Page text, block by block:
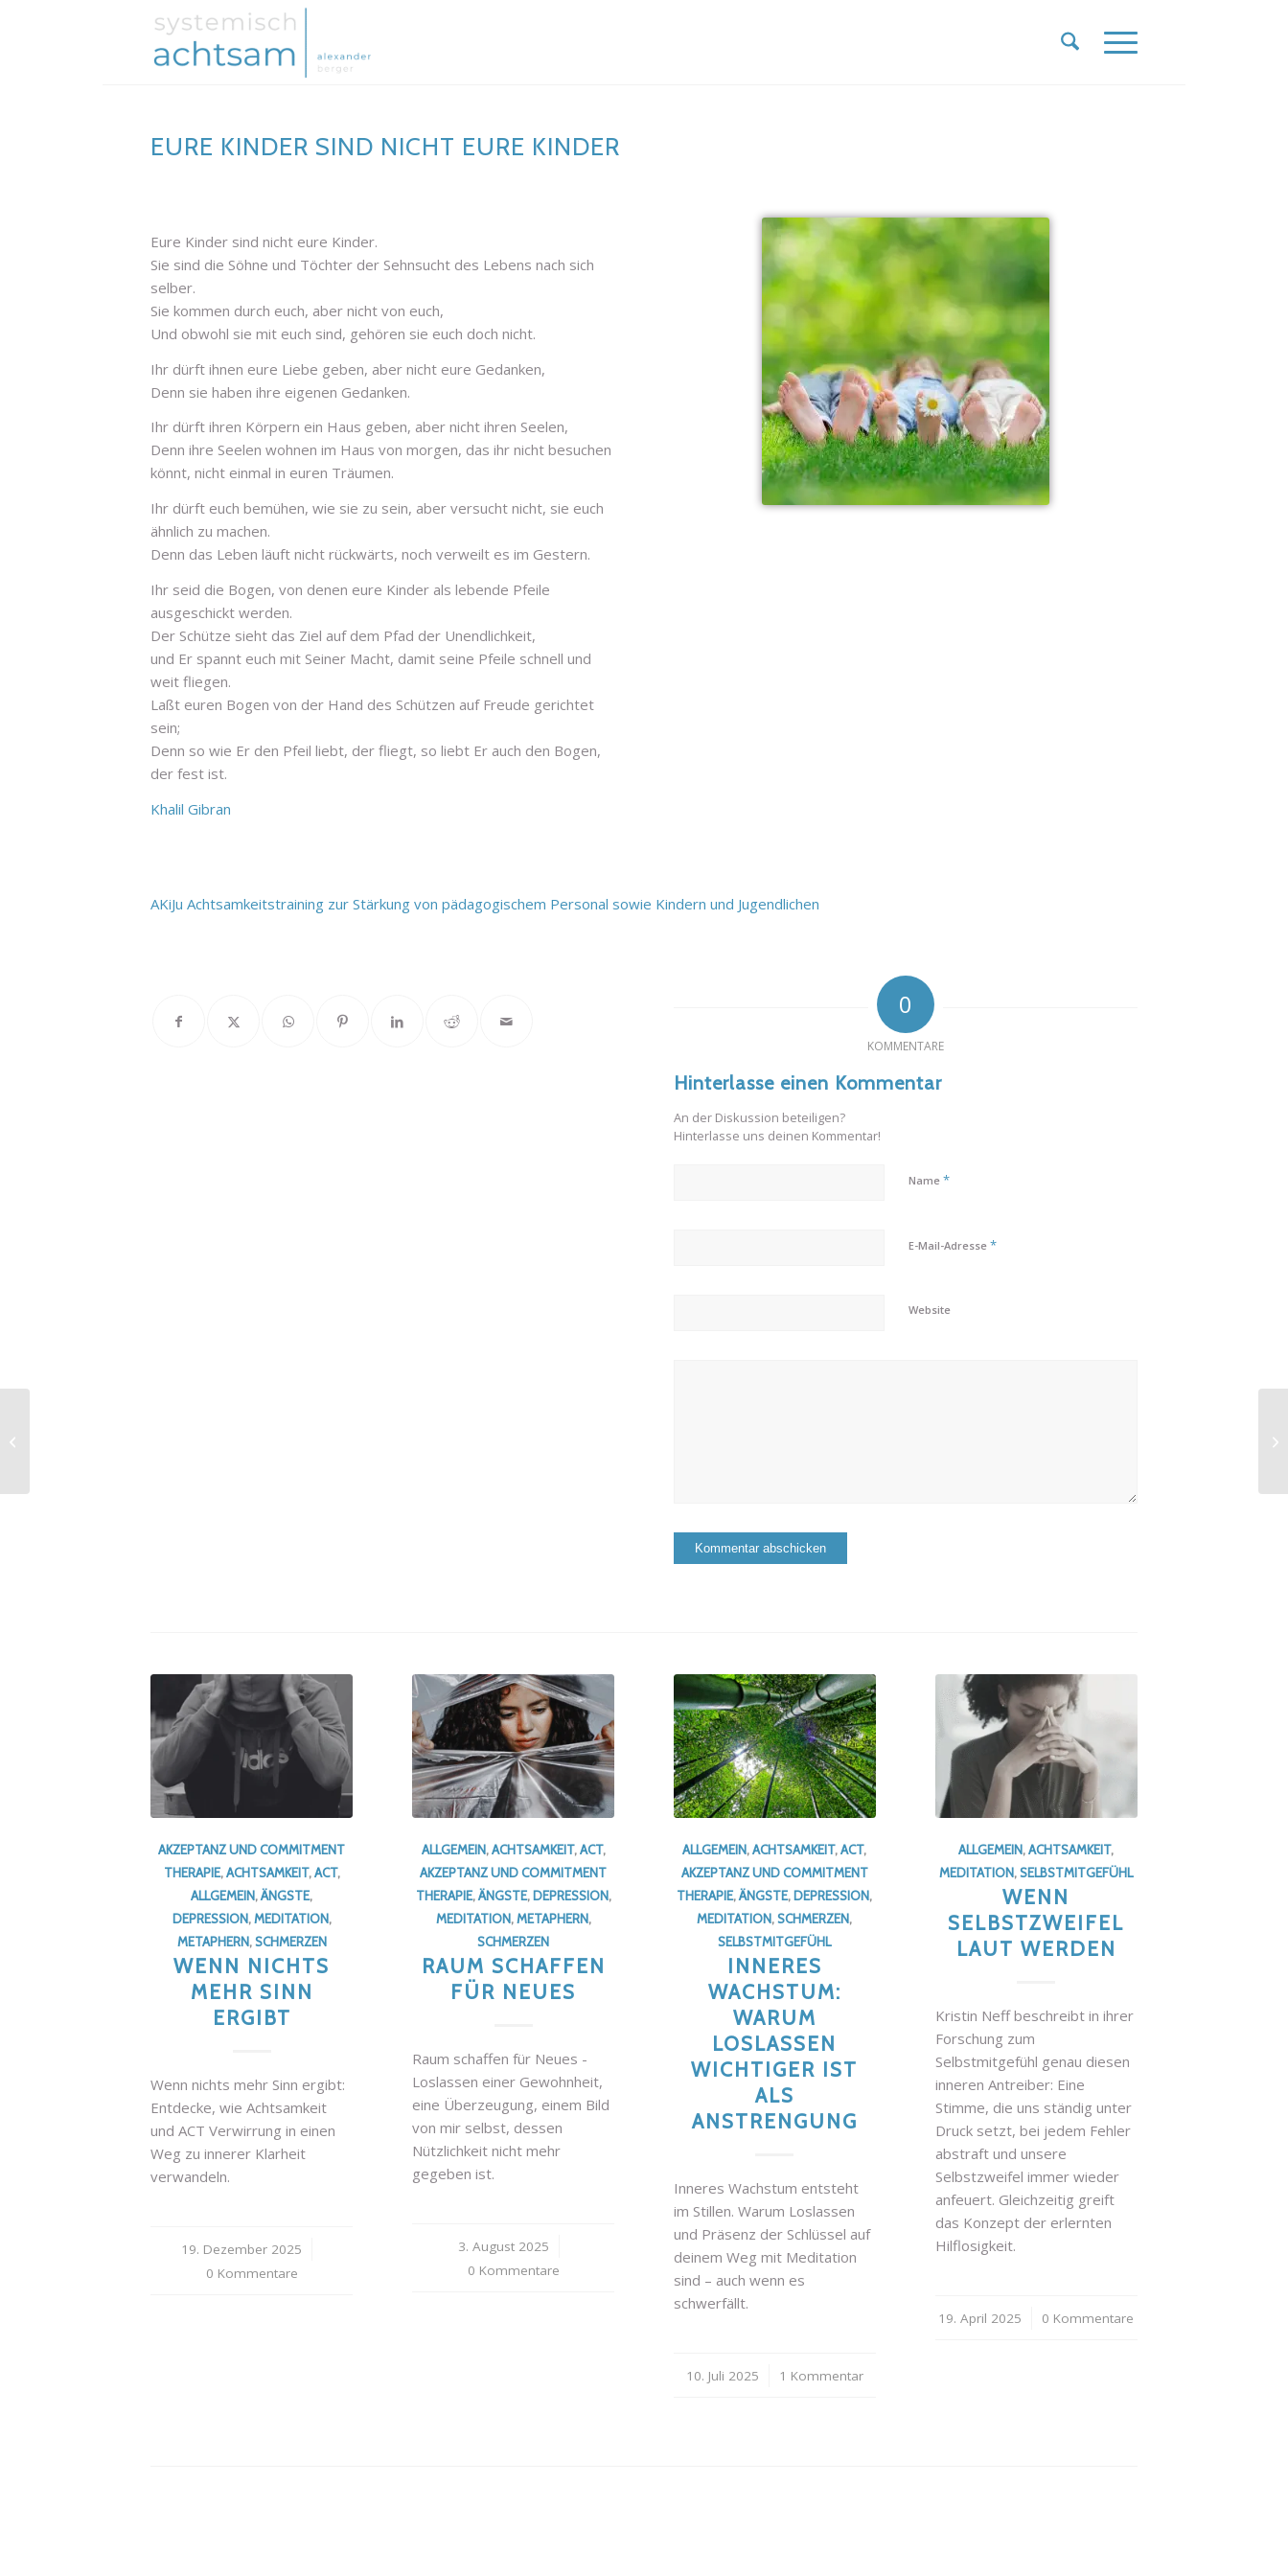
EURE KINDER SIND NICHT EURE KINDER
Eure Kinder sind nicht eure Kinder.
Sie sind die Söhne und Töchter der Sehnsucht des Lebens nach sich
selber.
Sie kommen durch euch, aber nicht von euch,
Und obwohl sie mit euch sind, gehören sie euch doch nicht.
Ihr dürft ihnen eure Liebe geben, aber nicht eure Gedanken,
Denn sie haben ihre eigenen Gedanken.
Ihr dürft ihren Körpern ein Haus geben, aber nicht ihren Seelen,
Denn ihre Seelen wohnen im Haus von morgen, das ihr nicht besuchen
könnt, nicht einmal in euren Träumen.
Ihr dürft euch bemühen, wie sie zu sein, aber versucht nicht, sie euch
ähnlich zu machen.
Denn das Leben läuft nicht rückwärts, noch verweilt es im Gestern.
Ihr seid die Bogen, von denen eure Kinder als lebende Pfeile
ausgeschickt werden.
Der Schütze sieht das Ziel auf dem Pfad der Unendlichkeit,
und Er spannt euch mit Seiner Macht, damit seine Pfeile schnell und
weit fliegen.
Laßt euren Bogen von der Hand des Schützen auf Freude gerichtet
sein;
Denn so wie Er den Pfeil liebt, der fliegt, so liebt Er auch den Bogen,
der fest ist.
Khalil Gibran
AKiJu Achtsamkeitstraining zur Stärkung von pädagogischem Personal sowie Kindern und Jugendlichen
0
KOMMENTARE
Hinterlasse einen Kommentar
An der Diskussion beteiligen?
Hinterlasse uns deinen Kommentar!
Name *
E-Mail-Adresse *
Website
AKZEPTANZ UND COMMITMENT
THERAPIE,ACHTSAMKEIT,ACT,
ALLGEMEIN,ÄNGSTE,
DEPRESSION,MEDITATION,
METAPHERN,SCHMERZEN
WENN NICHTS
MEHR SINN
ERGIBT
Wenn nichts mehr Sinn ergibt:
Entdecke, wie Achtsamkeit
und ACT Verwirrung in einen
Weg zu innerer Klarheit
verwandeln.
19. Dezember 2025
/
0 Kommentare
ALLGEMEIN,ACHTSAMKEIT,ACT,
AKZEPTANZ UND COMMITMENT
THERAPIE,ÄNGSTE, DEPRESSION,
MEDITATION,METAPHERN,
SCHMERZEN
RAUM SCHAFFEN
FÜR NEUES
Raum schaffen für Neues -
Loslassen einer Gewohnheit,
eine Überzeugung, einem Bild
von mir selbst, dessen
Nützlichkeit nicht mehr
gegeben ist.
3. August 2025
/
0 Kommentare
ALLGEMEIN,ACHTSAMKEIT,ACT,
AKZEPTANZ UND COMMITMENT
THERAPIE,ÄNGSTE, DEPRESSION,
MEDITATION,SCHMERZEN,
SELBSTMITGEFÜHL
INNERES
WACHSTUM:
WARUM
LOSLASSEN
WICHTIGER IST
ALS
ANSTRENGUNG
Inneres Wachstum entsteht
im Stillen. Warum Loslassen
und Präsenz der Schlüssel auf
deinem Weg mit Meditation
sind – auch wenn es
schwerfällt.
10. Juli 2025
/ 1 Kommentar
ALLGEMEIN,ACHTSAMKEIT,
MEDITATION,SELBSTMITGEFÜHL
WENN
SELBSTZWEIFEL
LAUT WERDEN
Kristin Neff beschreibt in ihrer
Forschung zum
Selbstmitgefühl genau diesen
inneren Antreiber: Eine
Stimme, die uns ständig unter
Druck setzt, bei jedem Fehler
abstraft und unsere
Selbstzweifel immer wieder
anfeuert. Gleichzeitig greift
das Konzept der erlernten
Hilflosigkeit.
19. April 2025
/ 0 Kommentare